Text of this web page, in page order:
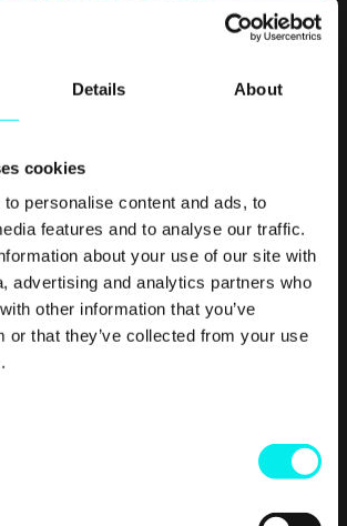
Details About
cookies
personalise content and ads, to
features and to analyse our traffic.
about your use of our site with
advertising and analytics partners who
other information that you’ve
or that they’ve collected from your use
Growth. Real
Impact.